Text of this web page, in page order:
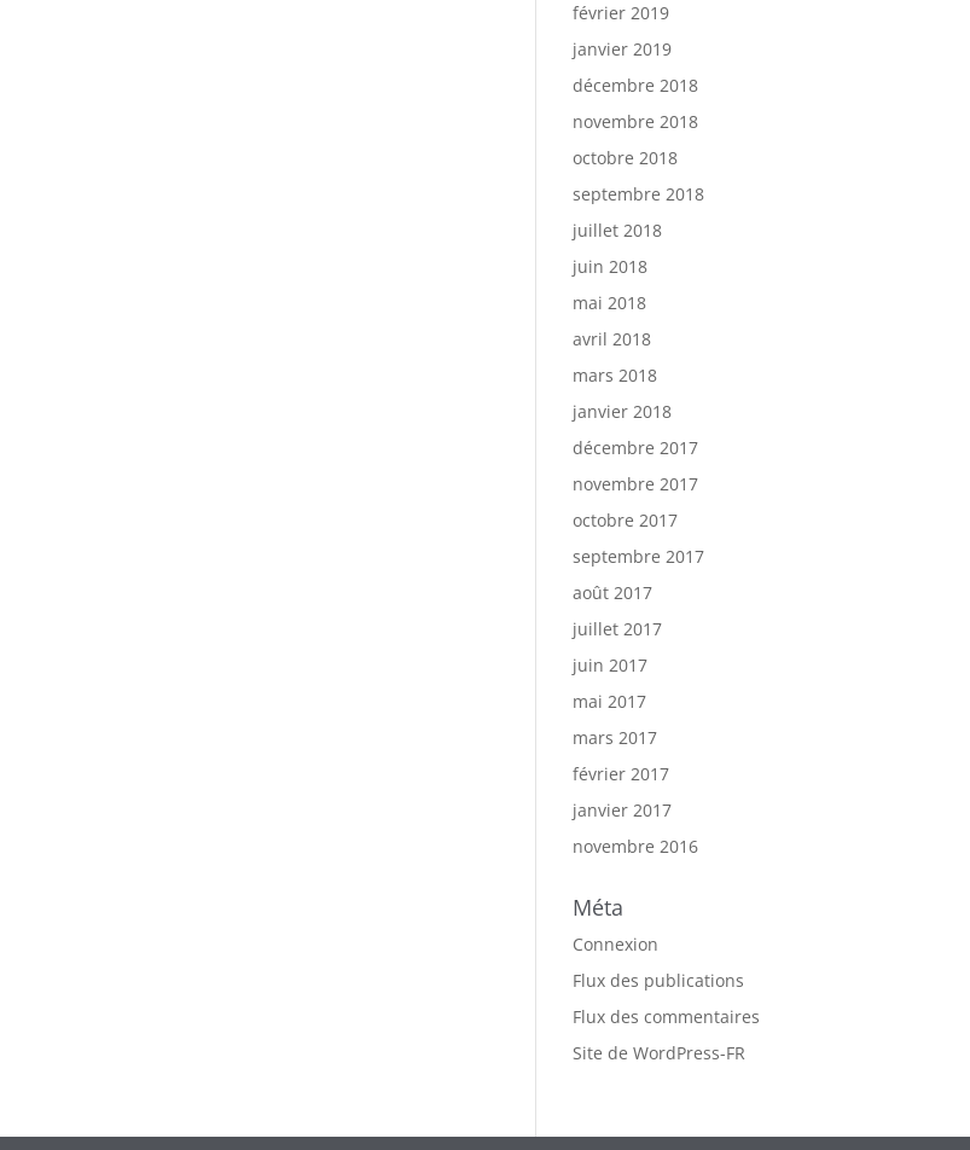
février 2019
janvier 2019
décembre 2018
novembre 2018
octobre 2018
septembre 2018
juillet 2018
juin 2018
mai 2018
avril 2018
mars 2018
janvier 2018
décembre 2017
novembre 2017
octobre 2017
septembre 2017
août 2017
juillet 2017
juin 2017
mai 2017
mars 2017
février 2017
janvier 2017
novembre 2016
Méta
Connexion
Flux des publications
Flux des commentaires
Site de WordPress-FR